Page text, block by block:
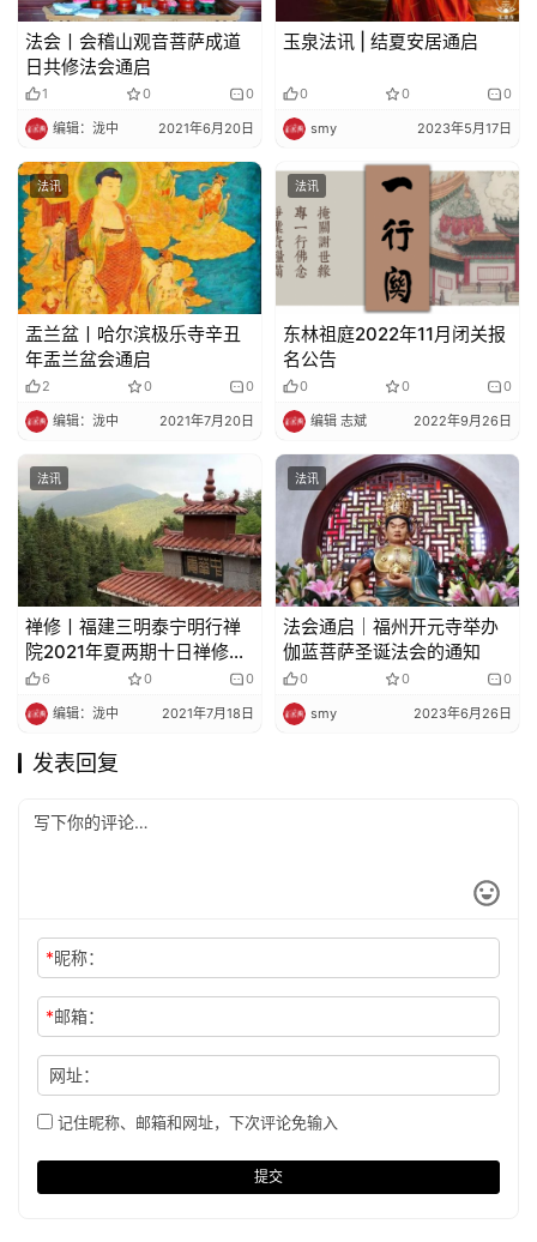
法会丨会稽山观音菩萨成道
日共修法会通启
1 0 0
编辑：泷中 2021年6月20日
玉泉法讯 | 结夏安居通启
0 0 0
smy 2023年5月17日
法讯
盂兰盆丨哈尔滨极乐寺辛丑
年盂兰盆会通启
2 0 0
编辑：泷中 2021年7月20日
法讯
东林祖庭2022年11月闭关报
名公告
0 0 0
编辑 志斌 2022年9月26日
法讯
禅修丨福建三明泰宁明行禅
院2021年夏两期十日禅修营
通告
6 0 0
编辑：泷中 2021年7月18日
法讯
法会通启｜福州开元寺举办
伽蓝菩萨圣诞法会的通知
0 0 0
smy 2023年6月26日
发表回复
*昵称：
*邮箱：
网址：
记住昵称、邮箱和网址，下次评论免输入
提交